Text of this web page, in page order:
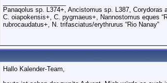
Panaqolus sp. L374+, Ancistomus sp. L387,
C. oiapokensis+, C. pygmaeus+, Nannostomus eques
rubrocaudatus+, N. trifasciatus/erythrurus “Rio Nanay”
Hallo Kalender-Team,